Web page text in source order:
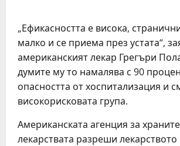
„Ефикасността е висока,
малко и се приема през устата“,
американският лекар Грегъри
думите му то намалява с 90
опасността от хоспитализация и
високорисковата група.
Американската агенция за
лекарствата разреши